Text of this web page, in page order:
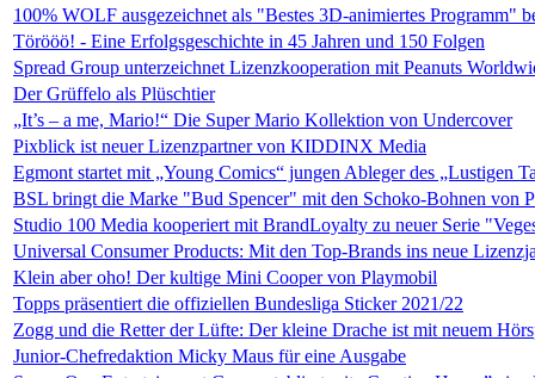
100% WOLF ausgezeichnet als "Bestes 3D-animiertes Programm"
Törööö! - Eine Erfolgsgeschichte in 45 Jahren und 150 Folgen
Spread Group unterzeichnet Lizenzkooperation mit Peanuts
Der Grüffelo als Plüschtier
„It’s – a me, Mario!“ Die Super Mario Kollektion von Undercover
Pixblick ist neuer Lizenzpartner von KIDDINX Media
Egmont startet mit „Young Comics“ jungen Ableger des „Lustigen
BSL bringt die Marke "Bud Spencer" mit den Schoko-Bohnen von
Studio 100 Media kooperiert mit BrandLoyalty zu neuer Serie
Universal Consumer Products: Mit den Top-Brands ins neue
Klein aber oho! Der kultige Mini Cooper von Playmobil
Topps präsentiert die offiziellen Bundesliga Sticker 2021/22
Zogg und die Retter der Lüfte: Der kleine Drache ist mit neuem
Junior-Chefredaktion Micky Maus für eine Ausgabe